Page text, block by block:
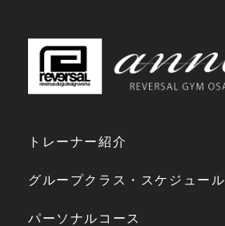
トレーナー紹介
グループクラス・スケジュール
パーソナルコース